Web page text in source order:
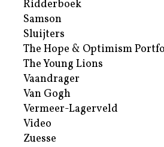
Ridderboek
Samson
Sluijters
The Hope & Optimism
The Young Lions
Vaandrager
Van Gogh
Vermeer-Lagerveld
Video
Zuesse